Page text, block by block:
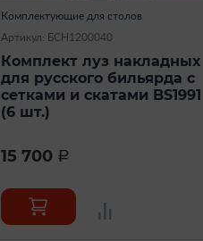
Комплектующие для столов
Артикул: БСН1200040
Комплект луз накладных
для русского бильярда с
сетками и скатами BS1991
(6 шт.)
15 700 a